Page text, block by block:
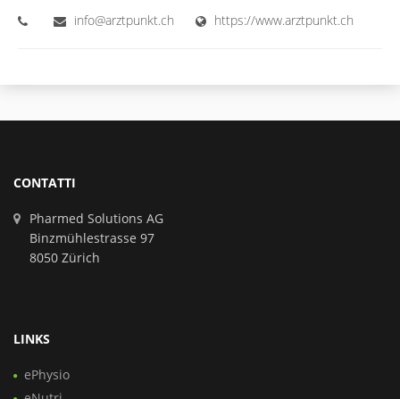
info@arztpunkt.ch https://www.arztpunkt.ch
CONTATTI
Pharmed Solutions AG
Binzmühlestrasse 97
8050 Zürich
LINKS
ePhysio